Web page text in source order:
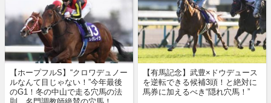
【ホープフルS】“クロワデュノー
ルなんて目じゃない！”今年最後
のG1！冬の中山で走る穴馬の法
【有馬記念】武豊×ドウデュース
を逆転できる候補3頭！と絶対に
馬券に加えるべき“隠れ穴馬！”